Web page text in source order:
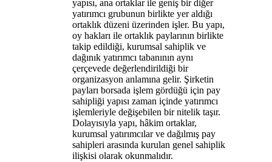
yapısı, ana ortaklar ile geniş bir diğer
yatırımcı grubunun birlikte yer aldığı
ortaklık düzeni üzerinden işler. Bu yapı,
oy hakları ile ortaklık paylarının birlikte
takip edildiği, kurumsal sahiplik ve
dağınık yatırımcı tabanının aynı
çerçevede değerlendirildiği bir
organizasyon anlamına gelir. Şirketin
payları borsada işlem gördüğü için pay
sahipliği yapısı zaman içinde yatırımcı
işlemleriyle değişebilen bir nitelik taşır.
Dolayısıyla yapı, hâkim ortaklar,
kurumsal yatırımcılar ve dağılmış pay
sahipleri arasında kurulan genel sahiplik
ilişkisi olarak okunmalıdır.